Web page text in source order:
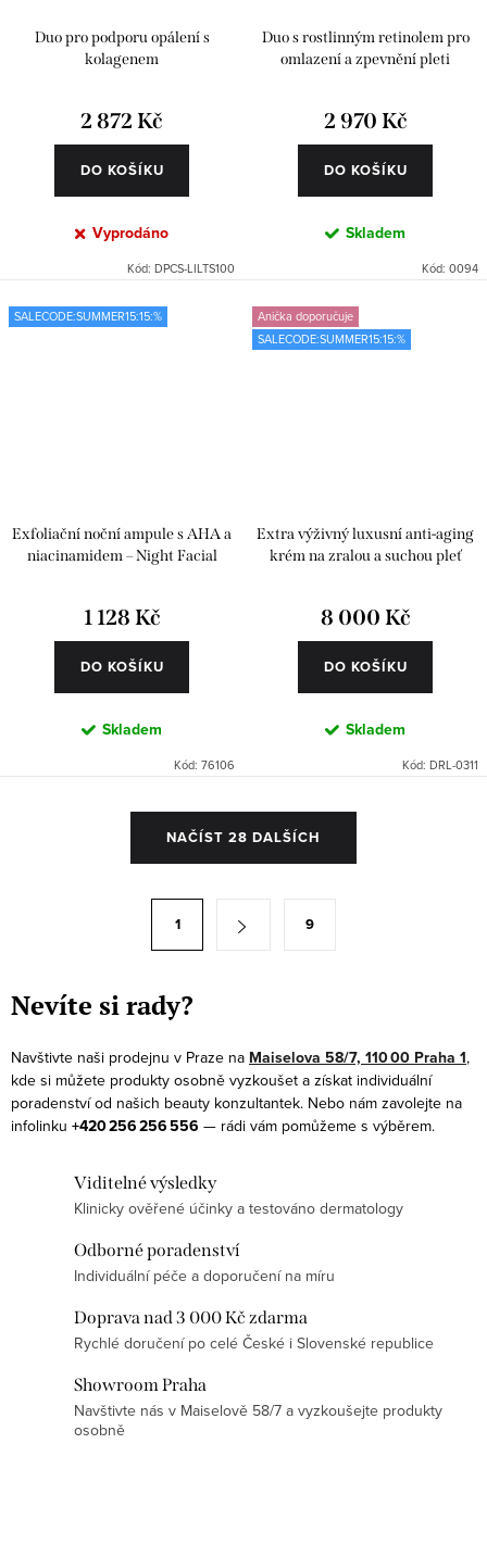
Duo pro podporu opálení s
kolagenem
2 872 Kč
DO KOŠÍKU
Vyprodáno
Kód: DPCS-LILTS100
Duo s rostlinným retinolem pro
omlazení a zpevnění pleti
2 970 Kč
DO KOŠÍKU
Skladem
Kód: 0094
SALECODE:SUMMER15:15:%
Exfoliační noční ampule s AHA a
niacinamidem – Night Facial
1 128 Kč
DO KOŠÍKU
Skladem
Kód: 76106
Anička doporučuje
SALECODE:SUMMER15:15:%
Extra výživný luxusní anti-aging
krém na zralou a suchou pleť
8 000 Kč
DO KOŠÍKU
Skladem
Kód: DRL-0311
c
í
p
r
v
k
NAČÍST 28 DALŠÍCH
á
k
o
v
1 9
Nevíte si rady?
Navštivte naši prodejnu v Praze na Maiselova 58/7, 110 00 Praha 1,
kde si můžete produkty osobně vyzkoušet a získat individuální
poradenství od našich beauty konzultantek. Nebo nám zavolejte na
infolinku +420 256 256 556 — rádi vám pomůžeme s výběrem.
Viditelné výsledky
Klinicky ověřené účinky a testováno dermatology
Odborné poradenství
Individuální péče a doporučení na míru
Doprava nad 3 000 Kč zdarma
Rychlé doručení po celé České i Slovenské republice
Showroom Praha
Navštivte nás v Maiselově 58/7 a vyzkoušejte produkty
osobně